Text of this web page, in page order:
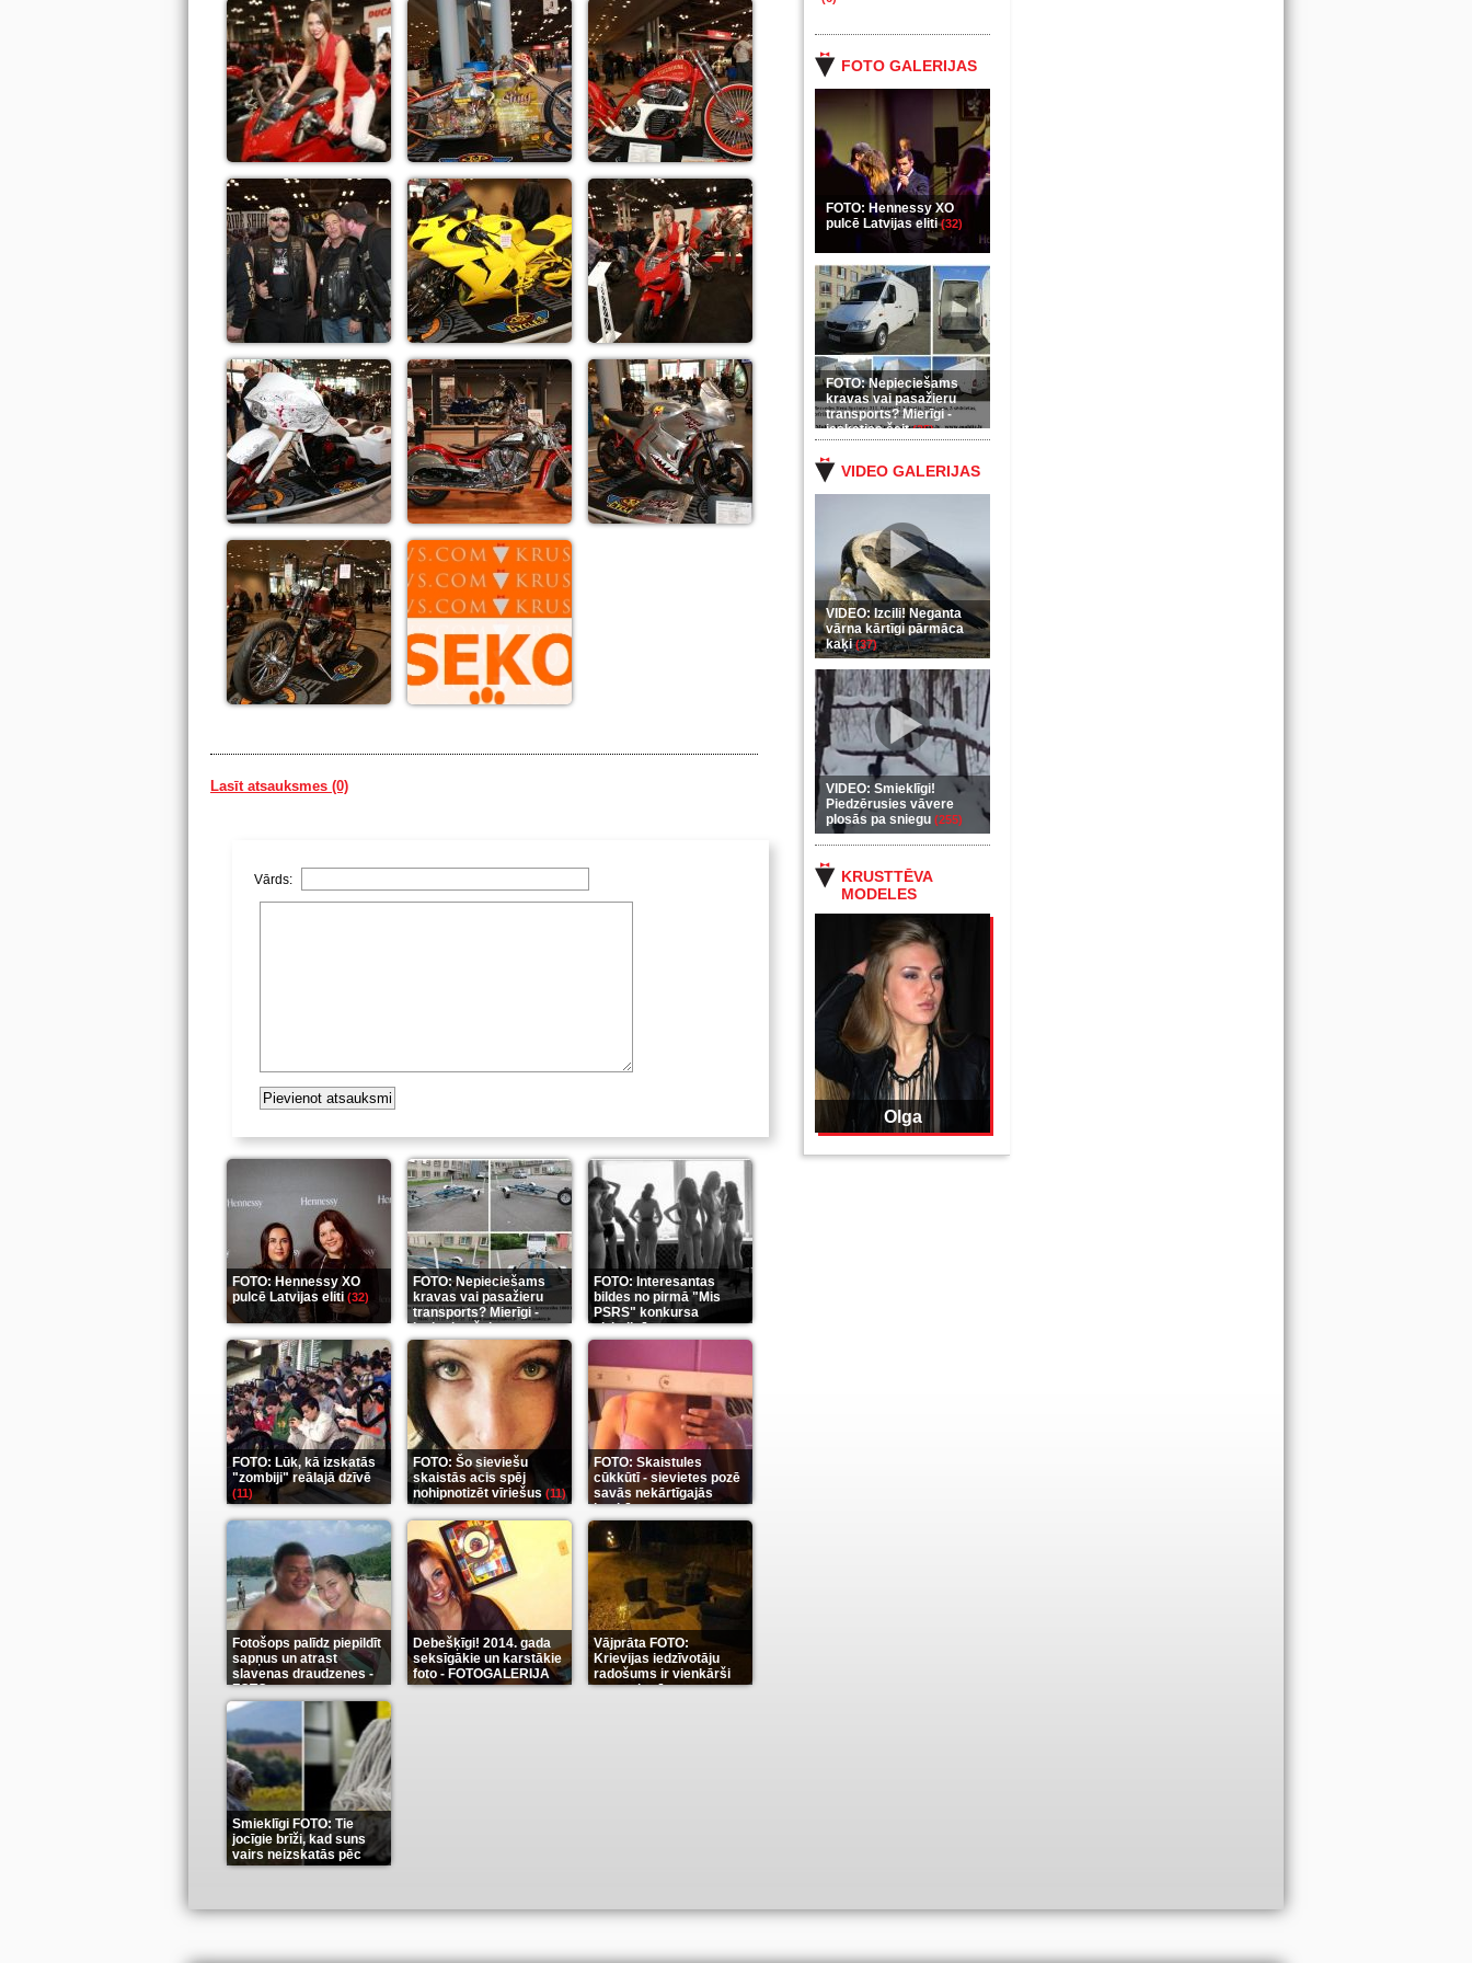
FOTO GALERIJAS
FOTO: Hennessy XO
pulcē Latvijas eliti(32)
FOTO: Nepieciešams
kravas vai pasažieru
transports? Mierīgi -
ieskaties šeit(35)
VIDEO GALERIJAS
VIDEO: Izcili! Neganta
vārna kārtīgi pārmāca
kaķi(37)
VIDEO: Smieklīgi!
Piedzērusies vāvere
plosās pa sniegu (255)
KRUSTTĒVA
MODELES
Olga
Lasīt atsauksmes (0)
Vārds:
FOTO: Hennessy XO
pulcē Latvijas eliti(32)
FOTO: Nepieciešams
kravas vai pasažieru
transports? Mierīgi -
ieskaties šeit(35)
FOTO: Interesantas
bildes no pirmā "Mis
PSRS" konkursa
aizkulisēm(12)
FOTO: Lūk, kā izskatās
"zombiji" reālajā dzīvē
(11)
FOTO: Šo sieviešu
skaistās acis spēj
nohipnotizēt vīriešus (11)
FOTO: Skaistules
cūkkūtī - sievietes pozē
savās nekārtīgajās
istabās(12)
Fotošops palīdz piepildīt
sapņus un atrast
slavenas draudzenes -
FOTO(13)
Debešķīgi! 2014. gada
seksīgākie un karstākie
foto - FOTOGALERIJA
(9)
Vājprāta FOTO:
Krievijas iedzīvotāju
radošums ir vienkārši
neaprakstāms(7)
Smieklīgi FOTO: Tie
jocīgie brīži, kad suns
vairs neizskatās pēc
suņa(11)